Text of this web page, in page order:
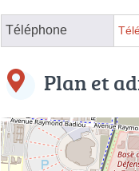
Téléphone
Plan et